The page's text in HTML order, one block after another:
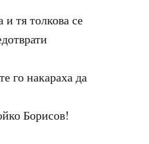
тя толкова се
го накараха да
Борисов!